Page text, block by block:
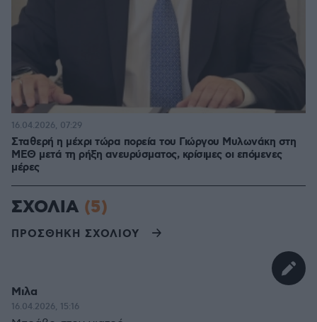
Σταθερή η μέχρι τώρα πορεία του Γιώργου Μυλωνάκη στη
ΜΕΘ μετά τη ρήξη ανευρύσματος, κρίσιμες οι επόμενες
μέρες
16.04.2026, 07:29
ΣΧΟΛΙΑ (5)
ΠΡΟΣΘΗΚΗ ΣΧΟΛΙΟΥ
Μιλα
16.04.2026, 15:16